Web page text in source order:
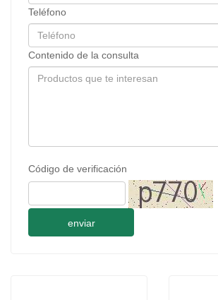
Teléfono
Contenido de la consulta
Código de verificación
enviar